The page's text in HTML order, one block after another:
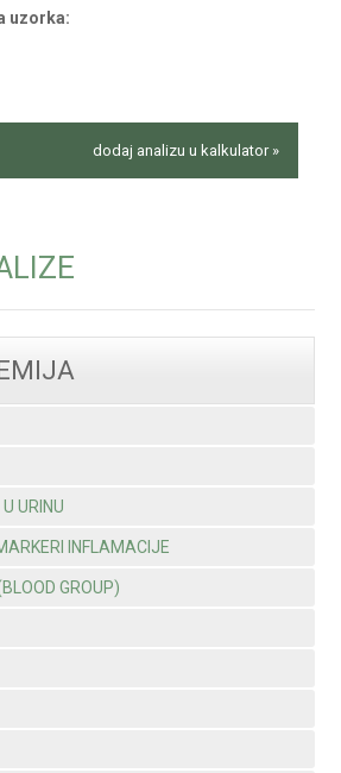
uzorka:
dodaj analizu u kalkulator »
URINU
INFLAMACIJE
GROUP)